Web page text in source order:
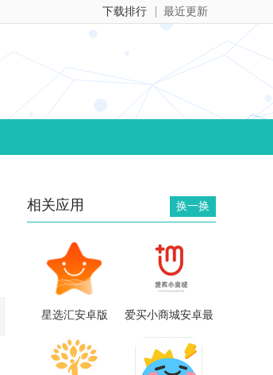
最近更新
下载排行
相关应用 换一换
星选汇安卓版
爱买小商城安卓最